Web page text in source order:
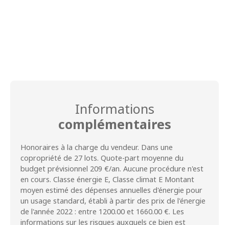
Informations
complémentaires
Honoraires à la charge du vendeur. Dans une
copropriété de 27 lots. Quote-part moyenne du
budget prévisionnel 209 €/an. Aucune procédure n'est
en cours. Classe énergie E, Classe climat E Montant
moyen estimé des dépenses annuelles d'énergie pour
un usage standard, établi à partir des prix de l'énergie
de l'année 2022 : entre 1200.00 et 1660.00 €. Les
informations sur les risques auxquels ce bien est